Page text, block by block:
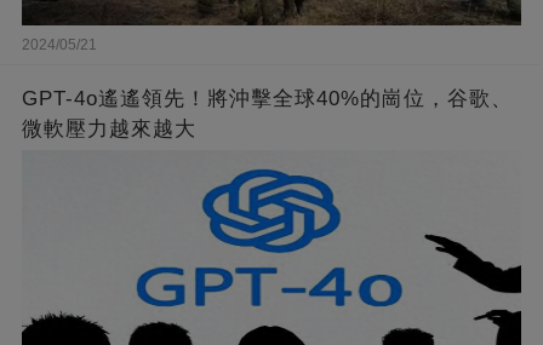
2024/05/21
GPT-4o遙遙領先！將沖擊全球40%的崗位，谷歌、
微軟壓力越來越大